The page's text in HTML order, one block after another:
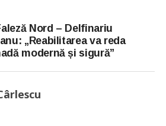
Nord – Delfinariu
„Reabilitarea va reda
modernă și sigură”